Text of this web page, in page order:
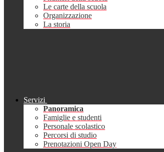
Le carte della scuola
Organizzazione
La storia
Servizi
Panoramica
Famiglie e studenti
Personale scolastico
Percorsi di studio
Prenotazioni Open Day